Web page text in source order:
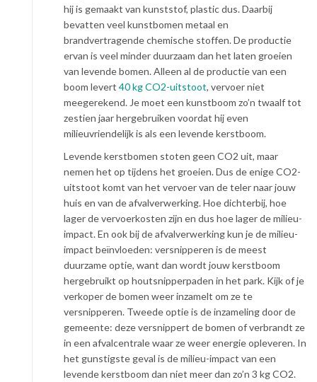
hij is gemaakt van kunststof, plastic dus. Daarbij
bevatten veel kunstbomen metaal en
brandvertragende chemische stoffen. De productie
ervan is veel minder duurzaam dan het laten groeien
van levende bomen. Alleen al de productie van een
boom levert 40 kg CO2-uitstoot, vervoer niet
meegerekend. Je moet een kunstboom zo’n twaalf tot
zestien jaar hergebruiken voordat hij even
milieuvriendelijk is als een levende kerstboom.
Levende kerstbomen stoten geen CO2 uit, maar
nemen het op tijdens het groeien. Dus de enige CO2-
uitstoot komt van het vervoer van de teler naar jouw
huis en van de afvalverwerking. Hoe dichterbij, hoe
lager de vervoerkosten zijn en dus hoe lager de milieu-
impact. En ook bij de afvalverwerking kun je de milieu-
impact beïnvloeden: versnipperen is de meest
duurzame optie, want dan wordt jouw kerstboom
hergebruikt op houtsnipperpaden in het park. Kijk of je
verkoper de bomen weer inzamelt om ze te
versnipperen. Tweede optie is de inzameling door de
gemeente: deze versnippert de bomen of verbrandt ze
in een afvalcentrale waar ze weer energie opleveren. In
het gunstigste geval is de milieu-impact van een
levende kerstboom dan niet meer dan zo’n 3 kg CO2.